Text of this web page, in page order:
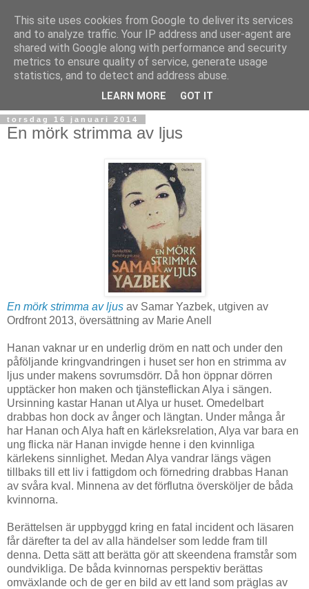
torsdag 16 januari 2014
En mörk strimma av ljus
En mörk strimma av ljus av Samar Yazbek, utgiven av
Ordfront 2013, översättning av Marie Anell
Hanan vaknar ur en underlig dröm en natt och under den
påföljande kringvandringen i huset ser hon en strimma av
ljus under makens sovrumsdörr. Då hon öppnar dörren
upptäcker hon maken och tjänsteflickan Alya i sängen.
Ursinning kastar Hanan ut Alya ur huset. Omedelbart
drabbas hon dock av ånger och längtan. Under många år
har Hanan och Alya haft en kärleksrelation, Alya var bara en
ung flicka när Hanan invigde henne i den kvinnliga
kärlekens sinnlighet. Medan Alya vandrar längs vägen
tillbaks till ett liv i fattigdom och förnedring drabbas Hanan
av svåra kval. Minnena av det förflutna översköljer de båda
kvinnorna.
Berättelsen är uppbyggd kring en fatal incident och läsaren
får därefter ta del av alla händelser som ledde fram till
denna. Detta sätt att berätta gör att skeendena framstår som
oundvikliga. De båda kvinnornas perspektiv berättas
omväxlande och de ger en bild av ett land som präglas av
This site uses cookies from Google to deliver its services
and to analyze traffic. Your IP address and user-agent are
shared with Google along with performance and security
metrics to ensure quality of service, generate usage
statistics, and to detect and address abuse.
LEARN MORE GOT IT